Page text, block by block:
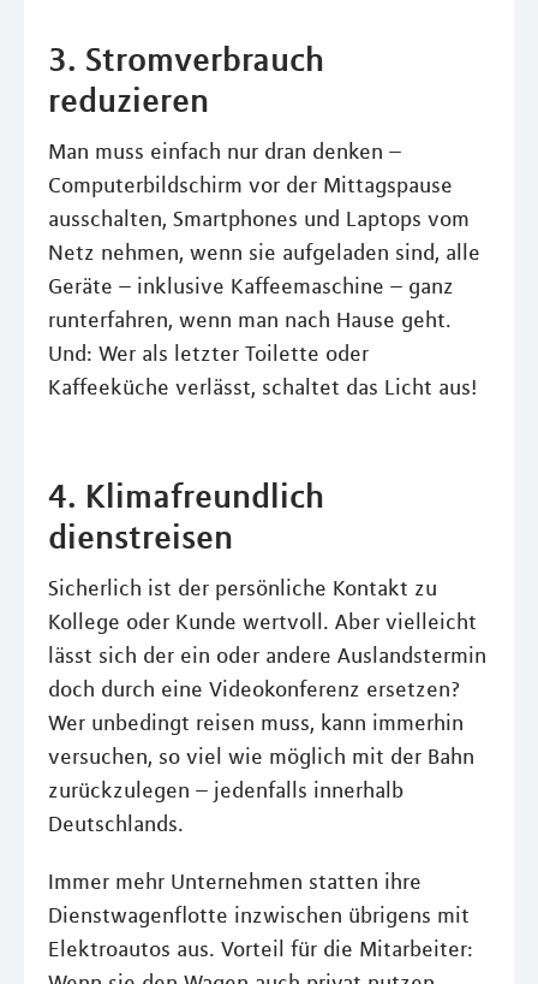
3. Stromverbrauch
reduzieren
Man muss einfach nur dran denken –
Computerbildschirm vor der Mittagspause
ausschalten, Smartphones und Laptops vom
Netz nehmen, wenn sie aufgeladen sind, alle
Geräte – inklusive Kaffeemaschine – ganz
runterfahren, wenn man nach Hause geht.
Und: Wer als letzter Toilette oder
Kaffeeküche verlässt, schaltet das Licht aus!
4. Klimafreundlich
dienstreisen
Sicherlich ist der persönliche Kontakt zu
Kollege oder Kunde wertvoll. Aber vielleicht
lässt sich der ein oder andere Auslandstermin
doch durch eine Videokonferenz ersetzen?
Wer unbedingt reisen muss, kann immerhin
versuchen, so viel wie möglich mit der Bahn
zurückzulegen – jedenfalls innerhalb
Deutschlands.
Immer mehr Unternehmen statten ihre
Dienstwagenflotte inzwischen übrigens mit
Elektroautos aus. Vorteil für die Mitarbeiter: